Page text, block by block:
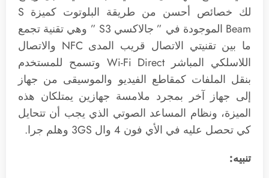
لك خصائص أحسن من طريقة البلوتوت كميزة S
Beam الموجودة في ” جالاكسي S3 ” وهي تقنية تجمع
ما بين تقنيتي الاتصال قريب المدى NFC والاتصال
اللاسلكي المباشر Wi-Fi Direct وتسمح للمستخدم
بنقل الملفات كمقاطع الفيديو والموسيقى من جهاز
إلى جهاز آخر بمجرد ملامسة جهازين يمتلكان هذه
الميزة، ونظام المساعد الصوتي الذي يجب أن تتحايل
كي تحصل عليه في الأي فون 4 وال 3GS وهلم جرا.
تنبيه: